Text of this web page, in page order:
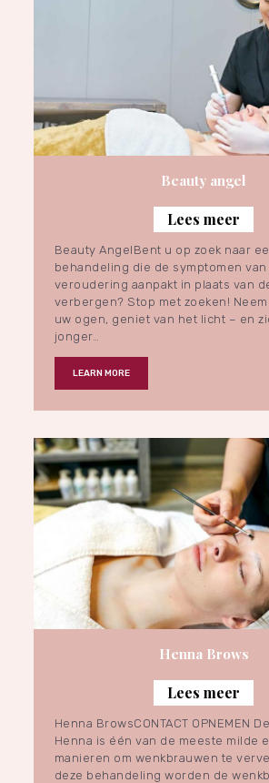
Beauty angel
Lees meer
Beauty AngelBent u op zoek naar
behandeling die de symptomen van
veroudering aanpakt in plaats van
verbergen? Stop met zoeken!
uw ogen, geniet van het licht – en
jonger…
LEARN MORE
Henna Brows
Lees meer
Henna BrowsCONTACT OPNEMEN
Henna is één van de meeste milde
manieren om wenkbrauwen te
deze behandeling worden de